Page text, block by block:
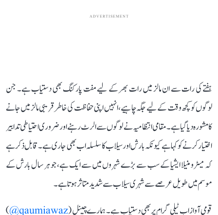
ADVERTISEMENT
ہفتے کی رات سے ان مالز میں رات بھر کے لیے مفت پارکنگ بھی دستیاب ہے۔ جن
لوگوں کو کچھ وقت کے لیے جگہ چاہیے، انہیں اپنی حفاظت کی خاطر قریبی مالز میں جانے
کا مشورہ دیا گیا ہے۔ مقامی انتظامیہ نے لوگوں سے الرٹ رہنے اور ضروری احتیاطی تدابیر
اختیار کرنے کو کہا ہے کیونکہ بارش اور سیلاب کا سلسلہ اب بھی جاری ہے۔ قابل ذکر ہے
کہ میٹرو منیلا ایشیا کے سب سے بڑے شہروں میں سے ایک ہے، جو ہر سال بارش کے
موسم میں طویل عرصے سے شہری سیلاب سے شدید متاثر ہوتا ہے۔
قومی آواز اب ٹیلی گرام پر بھی دستیاب ہے۔ ہمارے چینل (qaumiawaz@
)